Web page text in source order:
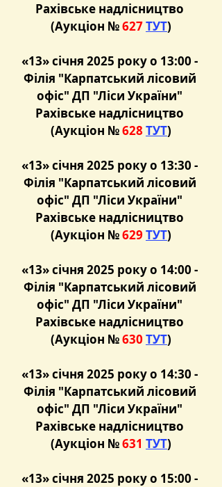
Рахівське надлісництво
(Аукціон № 627 ТУТ)
«13» січня 2025 року о 13:00 -
Філія "Карпатський лісовий
офіс" ДП "Ліси України"
Рахівське надлісництво
(Аукціон № 628 ТУТ)
«13» січня 2025 року о 13:30 -
Філія "Карпатський лісовий
офіс" ДП "Ліси України"
Рахівське надлісництво
(Аукціон № 629 ТУТ)
«13» січня 2025 року о 14:00 -
Філія "Карпатський лісовий
офіс" ДП "Ліси України"
Рахівське надлісництво
(Аукціон № 630 ТУТ)
«13» січня 2025 року о 14:30 -
Філія "Карпатський лісовий
офіс" ДП "Ліси України"
Рахівське надлісництво
(Аукціон № 631 ТУТ)
«13» січня 2025 року о 15:00 -